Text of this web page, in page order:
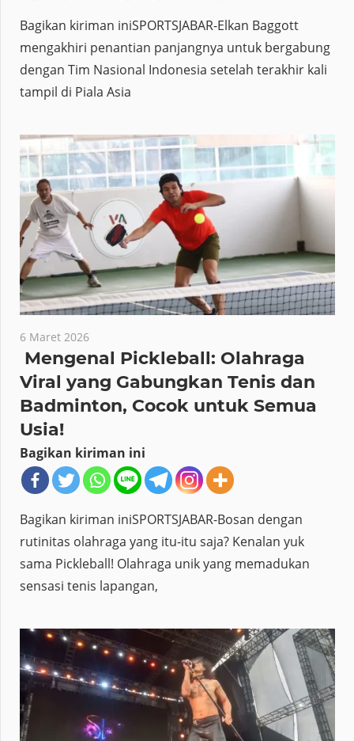
Bagikan kiriman iniSPORTSJABAR-Elkan Baggott
mengakhiri penantian panjangnya untuk bergabung
dengan Tim Nasional Indonesia setelah terakhir kali
tampil di Piala Asia
6 Maret 2026
Mengenal Pickleball: Olahraga
Viral yang Gabungkan Tenis dan
Badminton, Cocok untuk Semua
Usia!
Bagikan kiriman ini
Bagikan kiriman iniSPORTSJABAR-Bosan dengan
rutinitas olahraga yang itu-itu saja? Kenalan yuk
sama Pickleball! Olahraga unik yang memadukan
sensasi tenis lapangan,